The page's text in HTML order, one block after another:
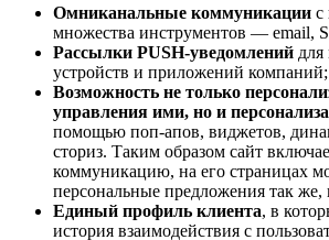
Омниканальные коммуникации с
множества инструментов — email,
Рассылки PUSH-уведомлений
устройств и приложений компаний;
Возможность не только
управления ими, но и
помощью поп-апов, виджетов,
сториз. Таким образом сайт
коммуникацию, на его страницах
персональные предложения так же,
Единый профиль клиента, в
история взаимодействия с